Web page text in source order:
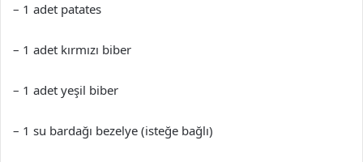
– 1 adet patates
– 1 adet kırmızı biber
– 1 adet yeşil biber
– 1 su bardağı bezelye (isteğe bağlı)